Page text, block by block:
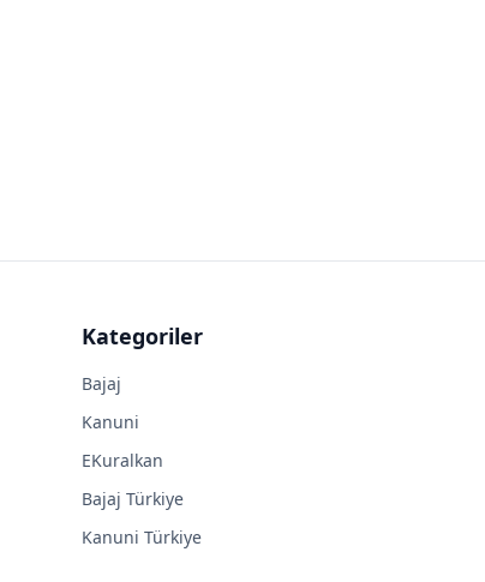
Kategoriler
Bajaj
Kanuni
EKuralkan
Bajaj Türkiye
Kanuni Türkiye